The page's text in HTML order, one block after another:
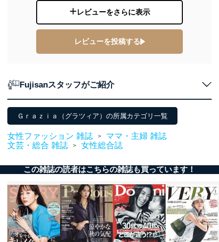
レビューをさらに表示
レビューを投稿する
Fujisanスタッフがご紹介
Ｇｒａｚｉａ（グラツィア）の所属カテゴリ一覧
女性ファッション 雑誌 >
ママ・主婦 雑誌
文芸・総合 雑誌
> 女性総合誌
この雑誌の読者はこちらの雑誌も買っています！